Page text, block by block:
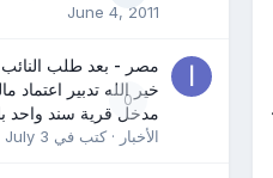
June 4, 2011
0
مصر - بعد طلب
خير الله تدبير اعتماد
مدخل قرية سند واحد
الأخبار · كتب في July 3